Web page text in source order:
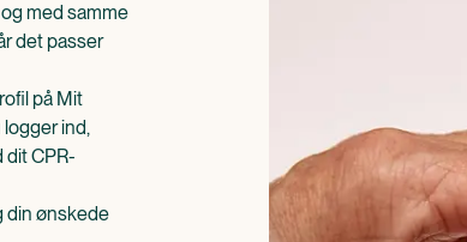
med samme
det passer
på Mit
ind,
dit CPR-
din ønskede